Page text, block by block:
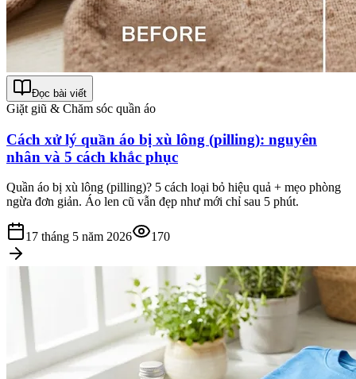
Đọc bài viết
Giặt giũ & Chăm sóc quần áo
Cách xử lý quần áo bị xù lông (pilling): nguyên
nhân và 5 cách khắc phục
Quần áo bị xù lông (pilling)? 5 cách loại bỏ hiệu quả + mẹo phòng
ngừa đơn giản. Áo len cũ vẫn đẹp như mới chỉ sau 5 phút.
17 tháng 5 năm 2026 170